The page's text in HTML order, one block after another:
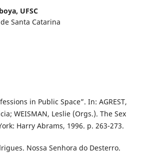
UFSC
Santa Catarina
in Public Space”. In: AGREST,
WEISMAN, Leslie (Orgs.). The Sex
Harry Abrams, 1996. p. 263-273.
Nossa Senhora do Desterro.